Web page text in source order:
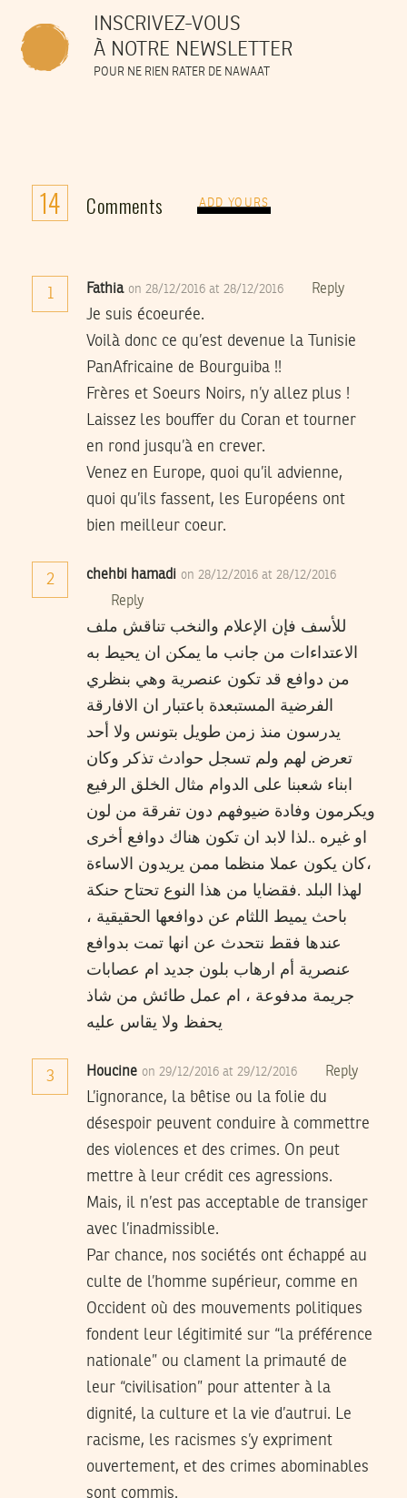
INSCRIVEZ-VOUS
À NOTRE NEWSLETTER
POUR NE RIEN RATER DE NAWAAT
14 Comments ADD YOURS
1 Fathia on 28/12/2016 at 28/12/2016 Reply
Je suis écoeurée.
Voilà donc ce qu’est devenue la Tunisie
PanAfricaine de Bourguiba !!
Frères et Soeurs Noirs, n’y allez plus !
Laissez les bouffer du Coran et tourner
en rond jusqu’à en crever.
Venez en Europe, quoi qu’il advienne,
quoi qu’ils fassent, les Européens ont
bien meilleur coeur.
2 chehbi hamadi on 28/12/2016 at 28/12/2016
Reply
للأسف فإن الإعلام والنخب تناقش ملف
الاعتداءات من جانب ما يمكن ان يحيط به
من دوافع قد تكون عنصرية وهي بنظري
الفرضية المستبعدة باعتبار ان الافارقة
يدرسون منذ زمن طويل بتونس ولا أحد
تعرض لهم ولم تسجل حوادث تذكر وكان
ابناء شعبنا على الدوام مثال الخلق الرفيع
ويكرمون وفادة ضيوفهم دون تفرقة من لون
او غيره ..لذا لابد ان تكون هناك دوافع أخرى
،كان يكون عملا منظما ممن يريدون الاساءة
لهذا البلد .فقضايا من هذا النوع تحتاح حنكة
باحث يميط اللثام عن دوافعها الحقيقية ،
عندها فقط نتحدث عن انها تمت بدوافع
عنصرية أم ارهاب بلون جديد ام عصابات
جريمة مدفوعة ، ام عمل طائش من شاذ
يحفظ ولا يقاس عليه
3 Houcine on 29/12/2016 at 29/12/2016 Reply
L’ignorance, la bêtise ou la folie du
désespoir peuvent conduire à commettre
des violences et des crimes. On peut
mettre à leur crédit ces agressions.
Mais, il n’est pas acceptable de transiger
avec l’inadmissible.
Par chance, nos sociétés ont échappé au
culte de l’homme supérieur, comme en
Occident où des mouvements politiques
fondent leur légitimité sur “la préférence
nationale” ou clament la primauté de
leur “civilisation” pour attenter à la
dignité, la culture et la vie d’autrui. Le
racisme, les racismes s’y expriment
ouvertement, et des crimes abominables
sont commis.